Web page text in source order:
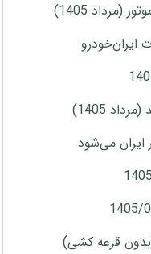
1405)
ایران‌خودرو
1405)